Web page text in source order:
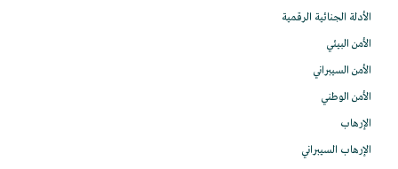
الأدلة الجنائية الرقمية
الأمن البيئي
الأمن السيبراني
الأمن الوطني
الإرهاب
الإرهاب السيبراني